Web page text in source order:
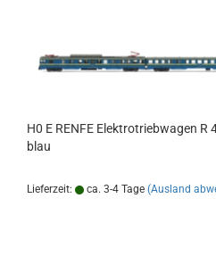
H0 E RENFE Elektrotriebwagen R
blau
Lieferzeit: ca. 3-4 Tage (Ausland